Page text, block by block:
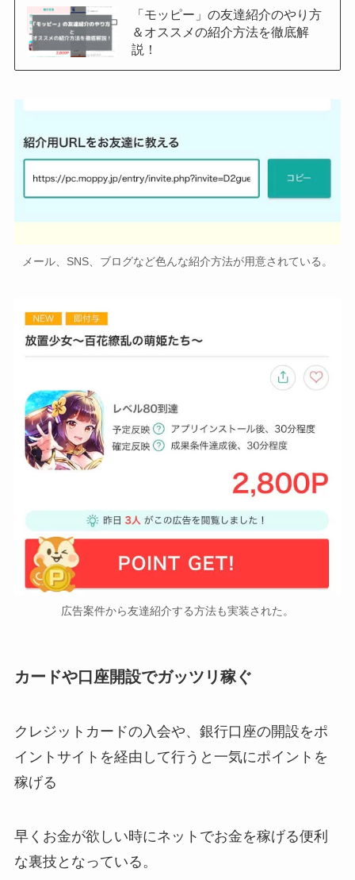
「モッピー」の友達紹介のやり方
＆オススメの紹介方法を徹底解
説！
メール、SNS、ブログなど色んな紹介方法が用意されている。
広告案件から友達紹介する方法も実装された。
カードや口座開設でガッツリ稼ぐ
クレジットカードの入会や、銀行口座の開設をポ
イントサイトを経由して行うと一気にポイントを
稼げる
早くお金が欲しい時にネットでお金を稼げる便利
な裏技となっている。